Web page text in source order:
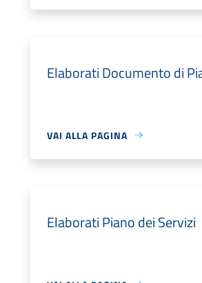
Elaborati Documento di
VAI ALLA PAGINA
Elaborati Piano dei Servizi